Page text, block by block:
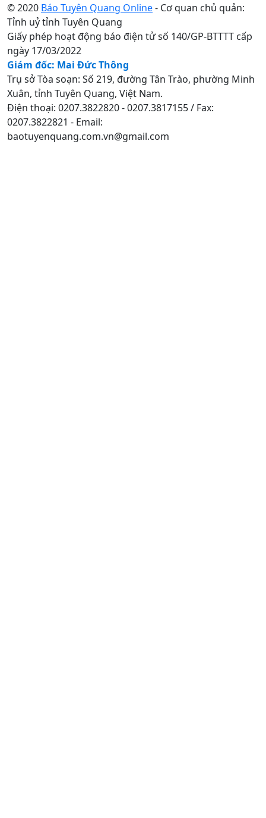
© 2020 Báo Tuyên Quang Online- Cơ quan chủ quản:
Tỉnh uỷ tỉnh Tuyên Quang
Giấy phép hoạt động báo điện tử số 140/GP-BTTTT cấp
ngày 17/03/2022
Giám đốc: Mai Đức Thông
Trụ sở Tòa soạn: Số 219, đường Tân Trào, phường Minh
Xuân, tỉnh Tuyên Quang, Việt Nam.
Điện thoại: 0207.3822820 - 0207.3817155 / Fax:
0207.3822821 - Email:
baotuyenquang.com.vn@gmail.com